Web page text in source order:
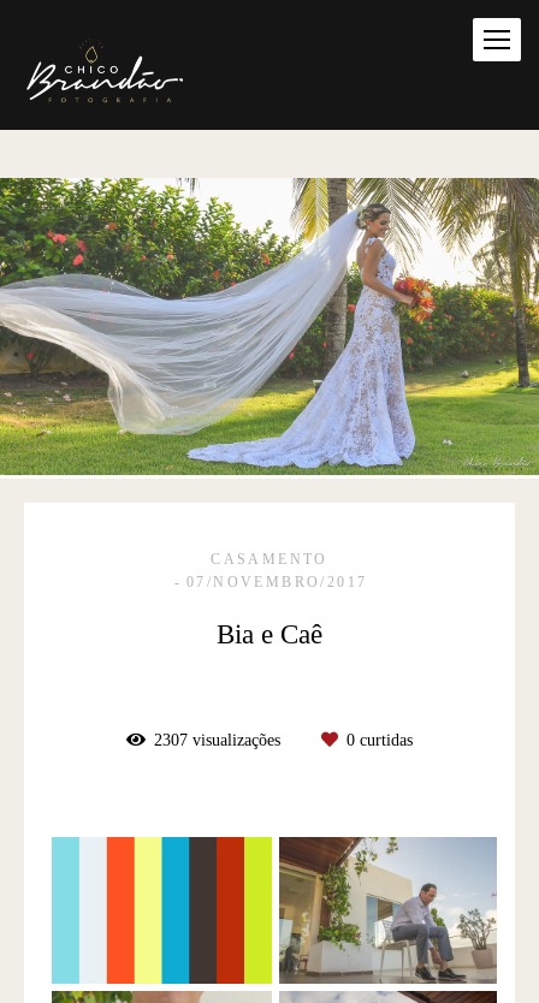
CASAMENTO
07/NOVEMBRO/2017
Bia e Caê
2307 visualizações 0 curtidas